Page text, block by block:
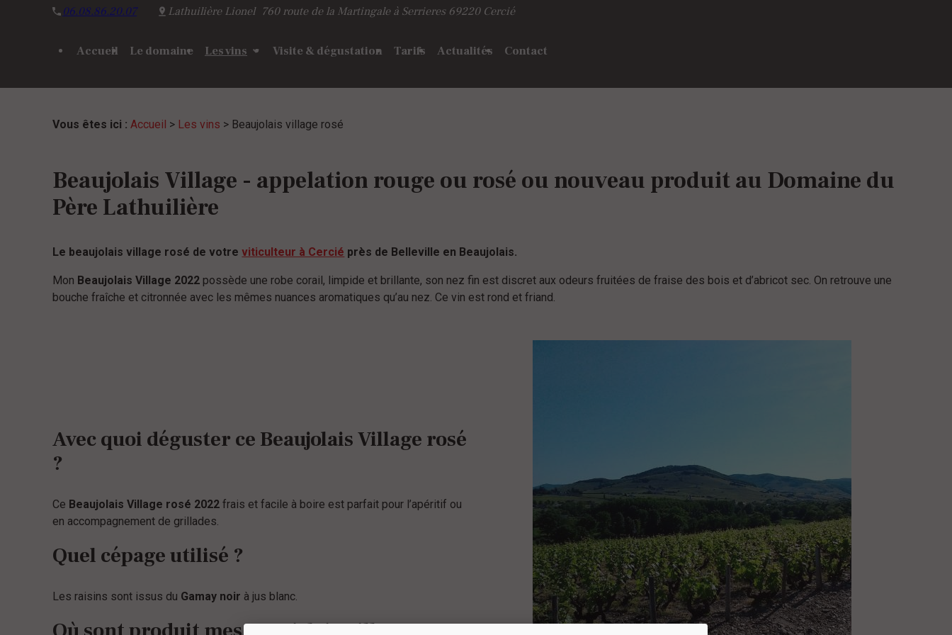
06.08.86.20.07 Lathuilière Lionel 760 route de la Martingale à Serrieres 69220 Cercié
Accueil Le domaine Les vins Visite & dégustation Tarifs Actualités Contact
Vous êtes ici : Accueil > Les vins > Beaujolais village rosé
Beaujolais Village - appelation rouge ou rosé ou nouveau produit au Domaine du
Père Lathuilière
Le beaujolais village rosé de votreviticulteur à Cercié près de Belleville en Beaujolais.
Mon Beaujolais Village 2022 possède une robe corail, limpide et brillante, son nez fin est discret aux odeurs fruitées de fraise des bois et d’abricot sec. On retrouve une
bouche fraîche et citronnée avec les mêmes nuances aromatiques qu’au nez. Ce vin est rond et friand.
Avec quoi déguster ce Beaujolais Village rosé
?
Ce Beaujolais Village rosé 2022frais et facile à boire est parfait pour l’apéritif ou
en accompagnement de grillades.
Quel cépage utilisé ?
Les raisins sont issus du Gamay noir à jus blanc.
Panneau de gestion des cookies